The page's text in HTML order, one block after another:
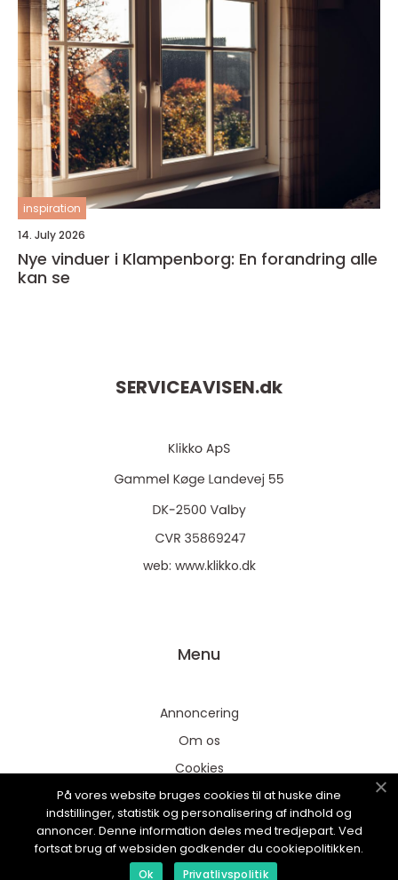
inspiration
14. July 2026
Nye vinduer i Klampenborg: En forandring alle
kan se
SERVICEAVISEN.dk
web: www.klikko.dk
Menu
Annoncering
Om os
Cookies
Kontakt os
Sitemap
På vores website bruges cookies til at huske dine
indstillinger, statistik og personalisering af indhold og
annoncer. Denne information deles med tredjepart. Ved
fortsat brug af websiden godkender du cookiepolitikken.
Ok Privatlivspolitik